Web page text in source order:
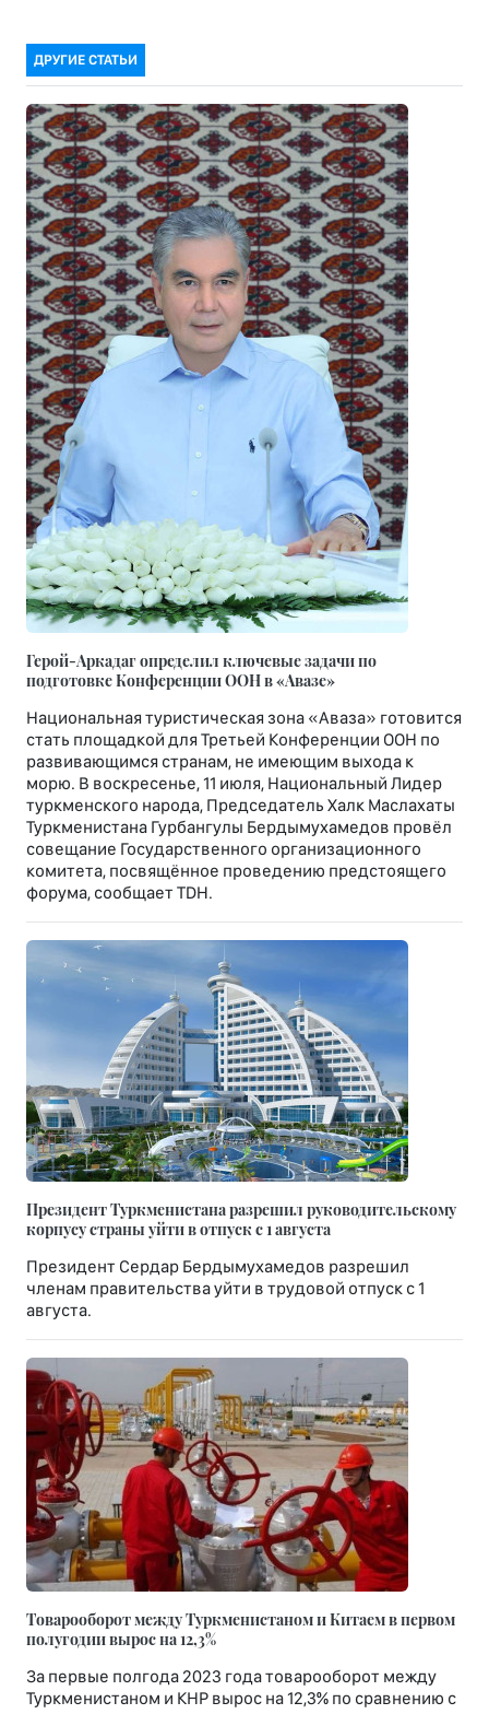
ДРУГИЕ СТАТЬИ
Герой-Аркадаг определил ключевые задачи по
подготовке Конференции ООН в «Авазе»
Национальная туристическая зона «Аваза» готовится
стать площадкой для Третьей Конференции ООН по
развивающимся странам, не имеющим выхода к
морю. В воскресенье, 11 июля, Национальный Лидер
туркменского народа, Председатель Халк Маслахаты
Туркменистана Гурбангулы Бердымухамедов провёл
совещание Государственного организационного
комитета, посвящённое проведению предстоящего
форума, сообщает TDH.
Президент Туркменистана разрешил руководительскому
корпусу страны уйти в отпуск с 1 августа
Президент Сердар Бердымухамедов разрешил
членам правительства уйти в трудовой отпуск с 1
августа.
Товарооборот между Туркменистаном и Китаем в первом
полугодии вырос на 12,3%
За первые полгода 2023 года товарооборот между
Туркменистаном и КНР вырос на 12,3% по сравнению с